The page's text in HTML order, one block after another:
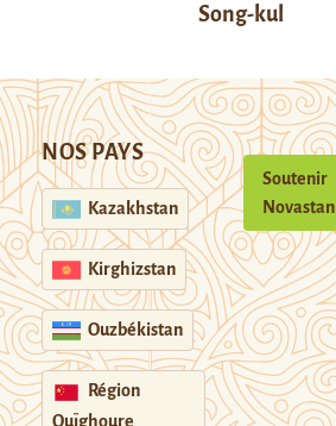
Song-kul
NOS PAYS
Kazakhstan
Kirghizstan
Ouzbékistan
Région
Ouïghoure
Soutenir
Novastan